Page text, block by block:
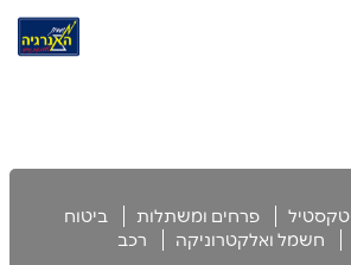
טקסטיל פרחים ומשתלות
ביטוח
חשמל ואלקטרוניקה רכב